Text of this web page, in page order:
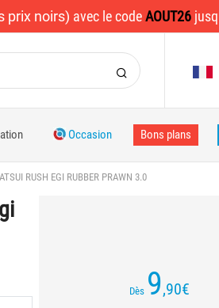
prix noirs) avec le codeAOUT26
Occasion Bons plans
RUSH EGI RUBBER PRAWN 3.0
Dès 9,90€